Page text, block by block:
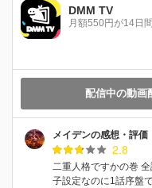
DMM TV
月額550円が14日
配信中の動画
メイデンの感想・評価
2.8
二重人格ですかの巻
子設定なのに1話序盤